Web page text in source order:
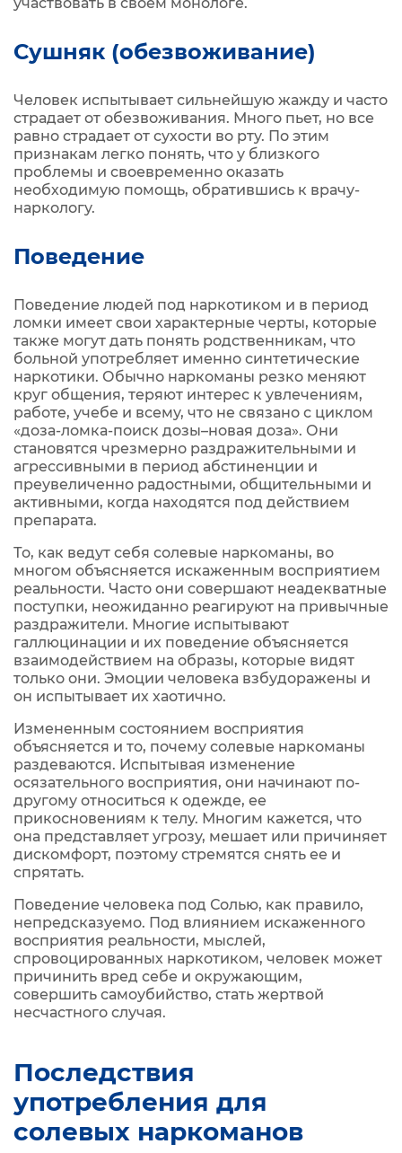
Сушняк (обезвоживание)
Человек испытывает сильнейшую жажду и часто
страдает от обезвоживания. Много пьет, но все
равно страдает от сухости во рту. По этим
признакам легко понять, что у близкого
проблемы и своевременно оказать
необходимую помощь, обратившись к врачу-
наркологу.
Поведение
Поведение людей под наркотиком и в период
ломки имеет свои характерные черты, которые
также могут дать понять родственникам, что
больной употребляет именно синтетические
наркотики. Обычно наркоманы резко меняют
круг общения, теряют интерес к увлечениям,
работе, учебе и всему, что не связано с циклом
«доза-ломка-поиск дозы–новая доза». Они
становятся чрезмерно раздражительными и
агрессивными в период абстиненции и
преувеличенно радостными, общительными и
активными, когда находятся под действием
препарата.
То, как ведут себя солевые наркоманы, во
многом объясняется искаженным восприятием
реальности. Часто они совершают неадекватные
поступки, неожиданно реагируют на привычные
раздражители. Многие испытывают
галлюцинации и их поведение объясняется
взаимодействием на образы, которые видят
только они. Эмоции человека взбудоражены и
он испытывает их хаотично.
Измененным состоянием восприятия
объясняется и то, почему солевые наркоманы
раздеваются. Испытывая изменение
осязательного восприятия, они начинают по-
другому относиться к одежде, ее
прикосновениям к телу. Многим кажется, что
она представляет угрозу, мешает или причиняет
дискомфорт, поэтому стремятся снять ее и
спрятать.
Поведение человека под Солью, как правило,
непредсказуемо. Под влиянием искаженного
восприятия реальности, мыслей,
спровоцированных наркотиком, человек может
причинить вред себе и окружающим,
совершить самоубийство, стать жертвой
несчастного случая.
Последствия
употребления для
солевых наркоманов